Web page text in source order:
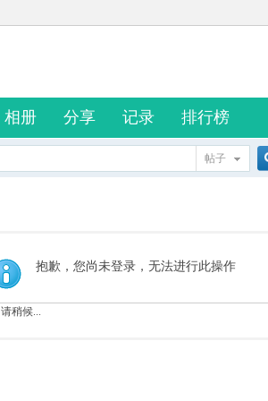
相册 分享 记录 排行榜
帖子
抱歉，您尚未登录，无法进行此操作
请稍候...